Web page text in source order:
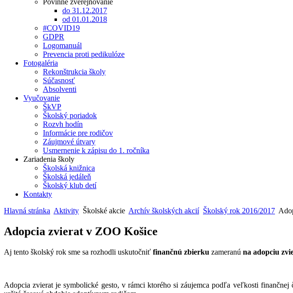
Povinné zverejňovanie
do 31.12.2017
od 01.01.2018
#COVID19
GDPR
Logomanuál
Prevencia proti pedikulóze
Fotogaléria
Rekonštrukcia školy
Súčasnosť
Absolventi
Vyučovanie
ŠkVP
Školský poriadok
Rozvh hodín
Informácie pre rodičov
Záujmové útvary
Usmernenie k zápisu do 1. ročníka
Zariadenia školy
Školská knižnica
Školská jedáleň
Školský klub detí
Kontakty
Hlavná stránka Aktivity Školské akcie Archív školských akcií Školský rok 2016/2017
Adopcia zvierat v ZOO Košice
Aj tento školský rok sme sa rozhodli uskutočniť finančnú zbierku zameranú na adopciu
Adopcia zvierat je symbolické gesto, v rámci ktorého si záujemca podľa veľkosti